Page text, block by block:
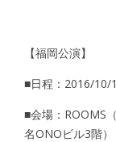
【福岡公演】
■日程：2016/10/
■会場：ROOMS
名ONOビル3階）